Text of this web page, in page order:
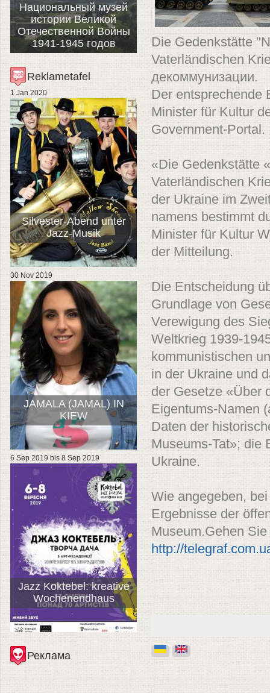
Die Gedenkstätte
Vaterländischen
декоммунизации.
Der entsprechende
Minister für Kultur
Government-Portal.
«Die Gedenkstätte
Vaterländischen
der Ukraine im
namens bestimmt
Minister für Kultur
der Mitteilung.
Die Entscheidung
Grundlage von
Verewigung des
Weltkrieg 1939-
kommunistischen
in der Ukraine und
der Gesetze «Über
Eigentums-Namen
Daten der
Museums-Tat»; die
Ukraine.
Wie angegeben,
Ergebnisse der
Museum.Gehen
http://
Национальный музей
истории Великой
Отечественной Войны
1941-1945 годов
Reklametafel
1 Jan 2020
Silvester-Abend unter
Jazz-Musik
30 Nov 2019
JAMALA (JAMAL) IN
KIEW
6 Sep 2019bis 8 Sep 2019
Jazz Koktebel: kreative
Wochenendhaus
Реклама